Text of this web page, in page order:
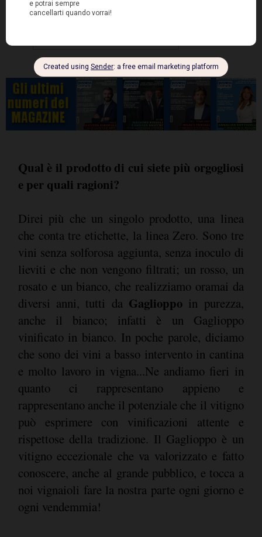
Qual è il prodotto di cui siete più orgogliosi
e per quali ragioni?
Direi più che un singolo prodotto, una linea
che conta tre etichette, la linea Zero. Sono tre
vini senza solforosa aggiunta, senza inoculo di
lieviti e che non vengono filtrati; un rosso, un
rosato e un bianco, che realizziamo oramai da
diversi anni, tutti da Gaglioppo in purezza,
anche il bianco; infatti è un Gaglioppo
vinificato in bianco. In poche parole, diciamo
che sono dei vini a basso intervento in cantina
e molto lavoro in vigna...Ne andiamo fieri in
quanto ci rappresentano appieno e
rappresentano anche il potenziale che il vitigno
può esprimere con vinificazioni attente e
rispettose della tradizione. Il Gaglioppo è un
vitigno eccezionale che va valorizzato e fatto
conoscere, anche al grande pubblico, e tocca a
noi vignaioli fare la nostra parte ogni giorno e
ogni vendemmia!